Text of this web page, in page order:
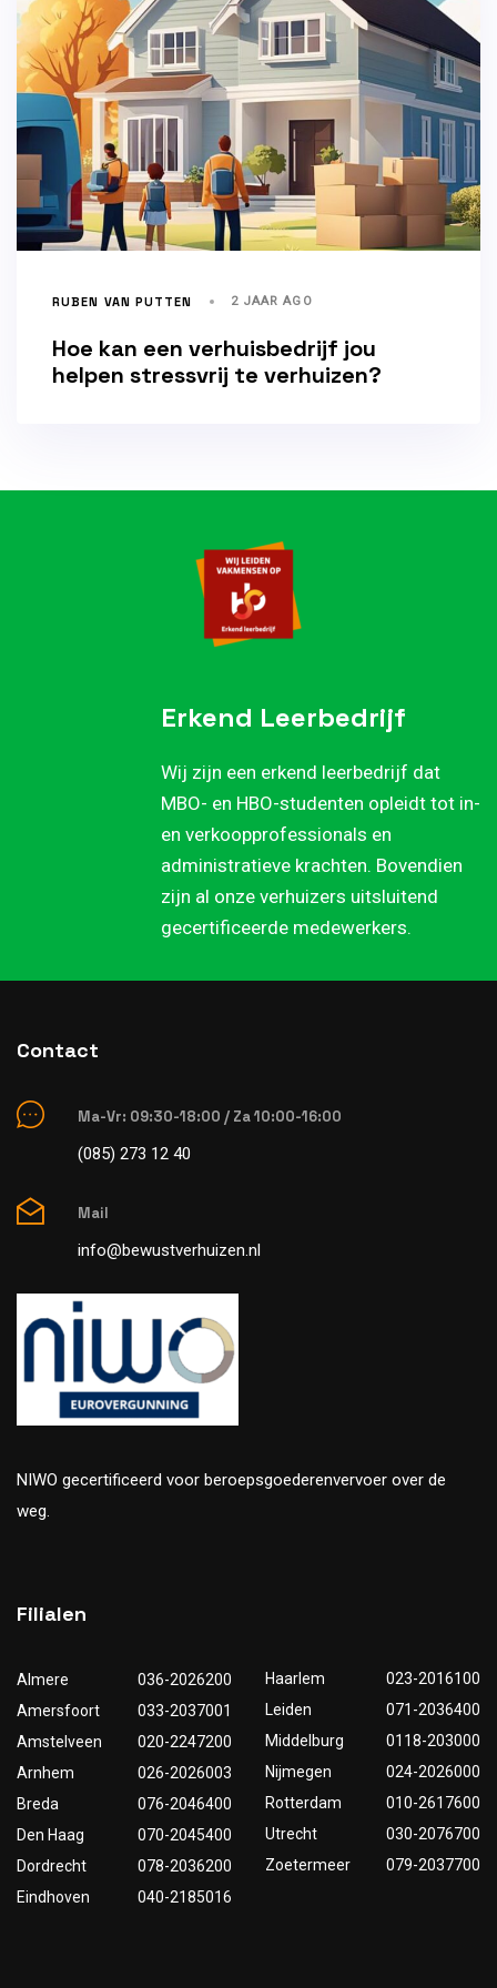
RUBEN VAN PUTTEN 2 JAAR AGO
Hoe kan een verhuisbedrijf jou
helpen stressvrij te verhuizen?
Erkend Leerbedrijf
Wij zijn een erkend leerbedrijf dat
MBO- en HBO-studenten opleidt tot in-
en verkoopprofessionals en
administratieve krachten. Bovendien
zijn al onze verhuizers uitsluitend
gecertificeerde medewerkers.
Contact
Ma-Vr: 09:30-18:00 / Za 10:00-16:00
(085) 273 12 40
Mail
info@bewustverhuizen.nl
NIWO gecertificeerd voor beroepsgoederenvervoer over de
weg.
Filialen
Almere
036-2026200
Amersfoort
033-2037001
Amstelveen
020-2247200
Arnhem
026-2026003
Breda
076-2046400
Den Haag
070-2045400
Dordrecht
078-2036200
Eindhoven
040-2185016
Haarlem
023-2016100
Leiden
071-2036400
Middelburg
0118-203000
Nijmegen
024-2026000
Rotterdam
010-2617600
Utrecht
030-2076700
Zoetermeer
079-2037700